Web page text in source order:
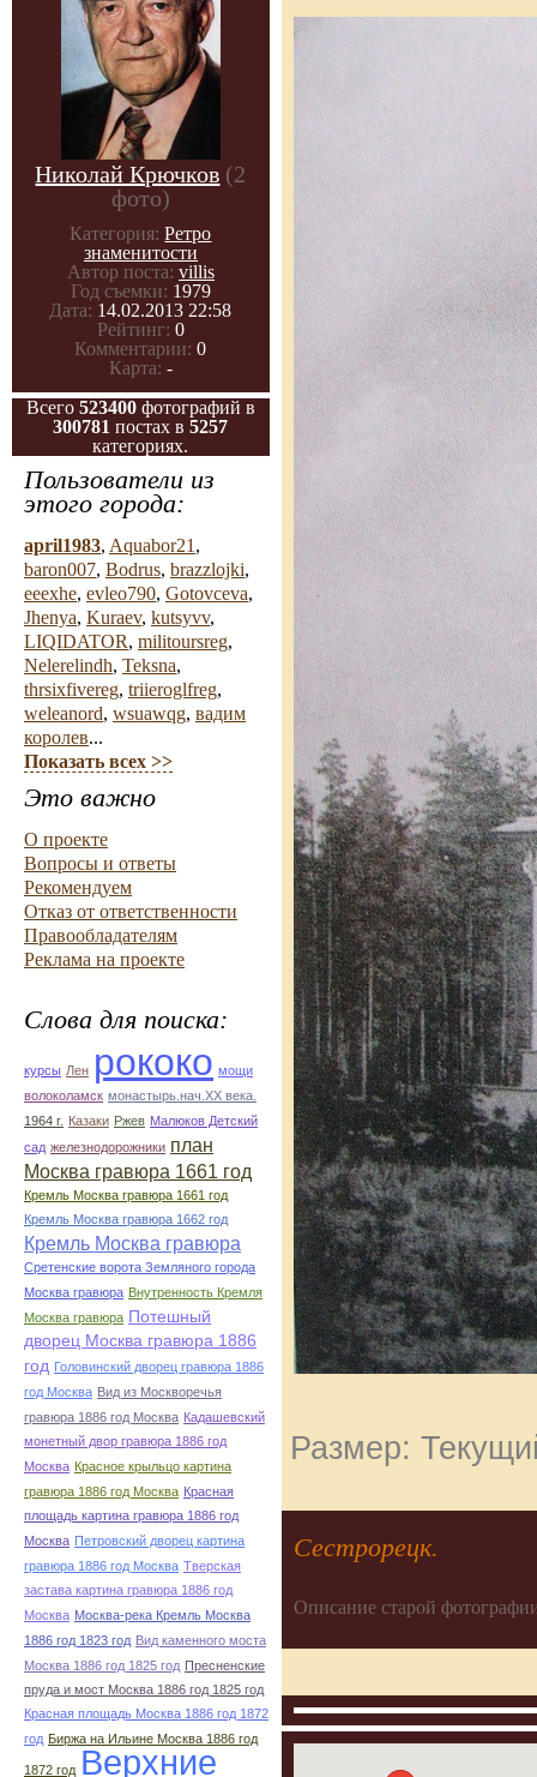
Николай Крючков (2
фото)
Категория: Ретро
знаменитости
Автор поста: villis
Год съемки: 1979
Дата: 14.02.2013 22:58
Рейтинг: 0
Комментарии: 0
Карта: -
Всего 523400 фотографий в
300781 постах в5257
категориях.
Пользователи из
этого города:
april1983, Aquabor21 ,
baron007, Bodrus, brazzlojki,
eeexhe, evleo790, Gotovceva,
Jhenya, Kuraev, kutsyvv,
LIQIDATOR, militoursreg,
Nelerelindh, Teksna,
thrsixfivereg, triieroglfreg,
weleanord, wsuawqg, вадим
королев...
Показать всех >>
Это важно
О проекте
Вопросы и ответы
Рекомендуем
Отказ от ответственности
Правообладателям
Реклама на проекте
Слова для поиска:
курсы Лен рококо мощи
волоколамск монастырь.нач.ХХ века.
1964 г. Казаки Ржев Малюков Детский
сад железнодорожники план
Москва гравюра 1661 год
Кремль Москва гравюра 1661 год
Кремль Москва гравюра 1662 год
Кремль Москва гравюра
Сретенские ворота Земляного города
Москва гравюра Внутренность Кремля
Москва гравюра Потешный
дворец Москва гравюра 1886
год Головинский дворец гравюра 1886
год Москва Вид из Москворечья
гравюра 1886 год Москва Кадашевский
монетный двор гравюра 1886 год
Москва Красное крыльцо картина
гравюра 1886 год Москва Красная
площадь картина гравюра 1886 год
Москва Петровский дворец картина
гравюра 1886 год Москва Тверская
застава картина гравюра 1886 год
Москва Москва-река Кремль Москва
1886 год 1823 год Вид каменного моста
Москва 1886 год 1825 год Пресненские
пруда и мост Москва 1886 год 1825 год
Красная площадь Москва 1886 год 1872
год Биржа на Ильине Москва 1886 год
1872 год Верхние
Размер:
Сестрорецк.
Описание старой